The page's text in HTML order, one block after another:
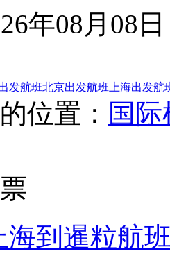
年08月08日
发航班北京出发航班 上海出发航
位置： 国
海到暹粒航